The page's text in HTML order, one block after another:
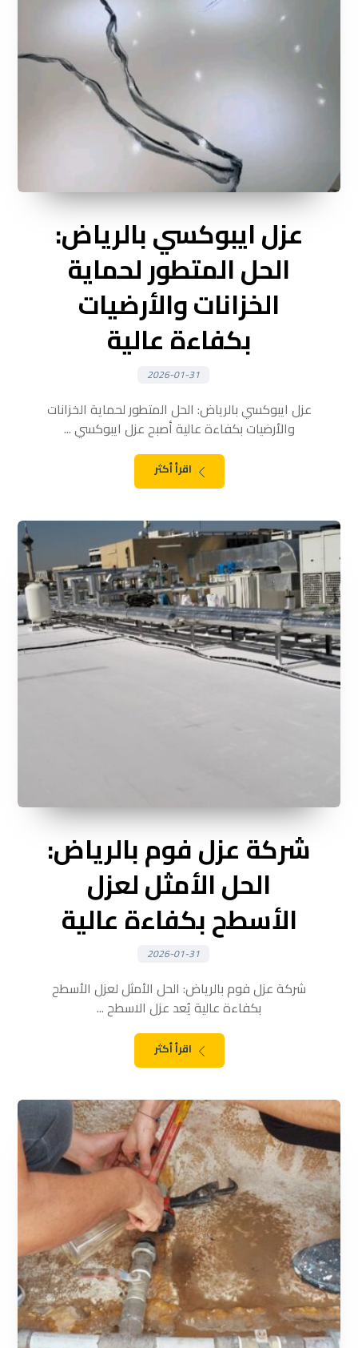
عزل ايبوكسي بالرياض:
الحل المتطور لحماية
الخزانات والأرضيات
بكفاءة عالية
2026-01-31
عزل ايبوكسي بالرياض: الحل المتطور لحماية الخزانات
والأرضيات بكفاءة عالية أصبح عزل ايبوكسي ...
اقرأ أكثر
شركة عزل فوم بالرياض:
الحل الأمثل لعزل
الأسطح بكفاءة عالية
2026-01-31
شركة عزل فوم بالرياض: الحل الأمثل لعزل الأسطح
بكفاءة عالية يُعد عزل الاسطح ...
اقرأ أكثر